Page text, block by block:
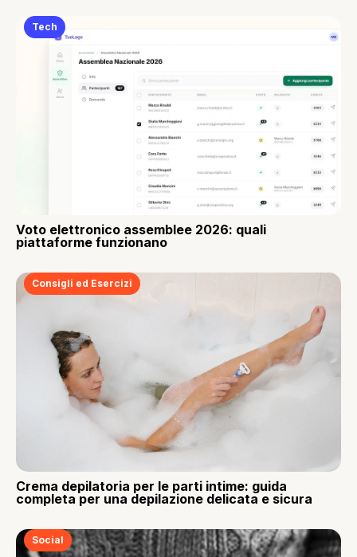
Tech
Voto elettronico assemblee 2026: quali
piattaforme funzionano
Consigli ed Esercizi
Crema depilatoria per le parti intime: guida
completa per una depilazione delicata e sicura
Social